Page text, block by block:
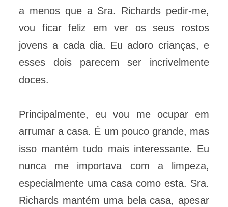
a menos que a Sra. Richards pedir-me,
vou ficar feliz em ver os seus rostos
jovens a cada dia. Eu adoro crianças, e
esses dois parecem ser incrivelmente
doces.
Principalmente, eu vou me ocupar em
arrumar a casa. É um pouco grande, mas
isso mantém tudo mais interessante. Eu
nunca me importava com a limpeza,
especialmente uma casa como esta. Sra.
Richards mantém uma bela casa, apesar